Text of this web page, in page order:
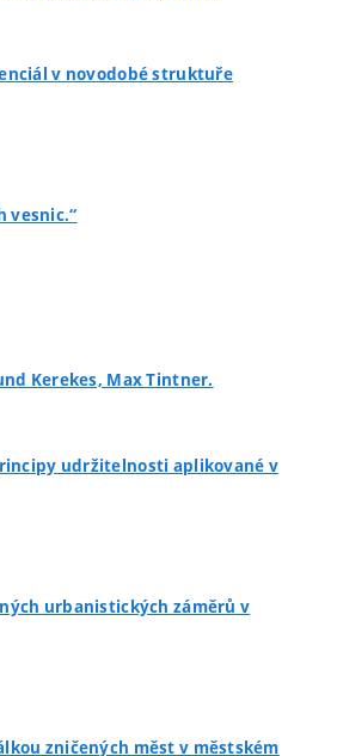
v novodobé struktuře
vesnic.“
Kerekes, Max Tintner.
udržitelnosti aplikované v
urbanistických záměrů v
zničených měst v městském